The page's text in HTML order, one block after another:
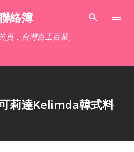
跳到主要內容
絡簿
頁，台灣百工百業。
莉達Kelimda韓式料